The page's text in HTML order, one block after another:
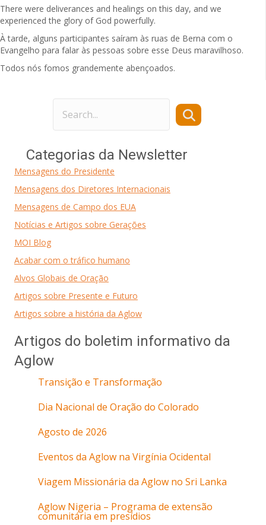
There were deliverances and healings on this day, and we
experienced the glory of God powerfully.
À tarde, alguns participantes saíram às ruas de Berna com o
Evangelho para falar às pessoas sobre esse Deus maravilhoso.
Todos nós fomos grandemente abençoados.
Categorias da Newsletter
Mensagens do Presidente
Mensagens dos Diretores Internacionais
Mensagens de Campo dos EUA
Notícias e Artigos sobre Gerações
MOI Blog
Acabar com o tráfico humano
Alvos Globais de Oração
Artigos sobre Presente e Futuro
Artigos sobre a história da Aglow
Artigos do boletim informativo da
Aglow
Transição e Transformação
Dia Nacional de Oração do Colorado
Agosto de 2026
Eventos da Aglow na Virgínia Ocidental
Viagem Missionária da Aglow no Sri Lanka
Aglow Nigeria – Programa de extensão
comunitária em presídios